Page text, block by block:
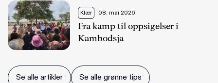
Klær 08. mai 2026
Fra kamp til oppsigelser i
Kambodsja
Se alle artikler Se alle grønne tips